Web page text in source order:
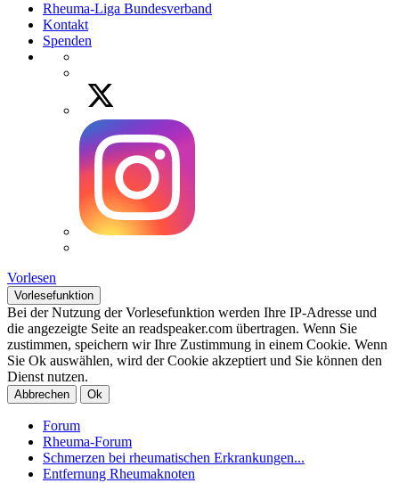
Rheuma-Liga Bundesverband
Kontakt
Spenden
Vorlesen
Vorlesefunktion
Bei der Nutzung der Vorlesefunktion werden Ihre IP-Adresse und
die angezeigte Seite an readspeaker.com übertragen. Wenn Sie
zustimmen, speichern wir Ihre Zustimmung in einem Cookie. Wenn
Sie Ok auswählen, wird der Cookie akzeptiert und Sie können den
Dienst nutzen.
Abbrechen Ok
Forum
Rheuma-Forum
Schmerzen bei rheumatischen Erkrankungen...
Entfernung Rheumaknoten